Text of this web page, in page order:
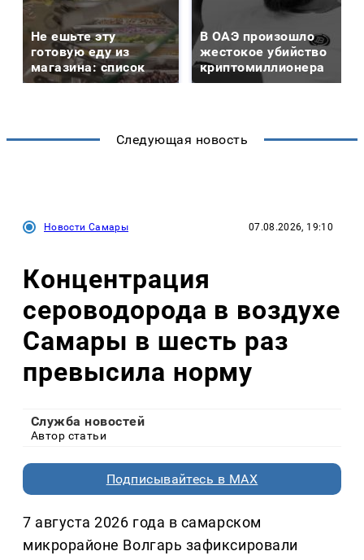
Не ешьте эту
готовую еду из
магазина: список
В ОАЭ произошло
жестокое убийство
криптомиллионера
Следующая новость
Новости Самары 07.08.2026, 19:10
Концентрация
сероводорода в воздухе
Самары в шесть раз
превысила норму
Служба новостей
Автор статьи
Подписывайтесь в MAX
7 августа 2026 года в самарском
микрорайоне Волгарь зафиксировали